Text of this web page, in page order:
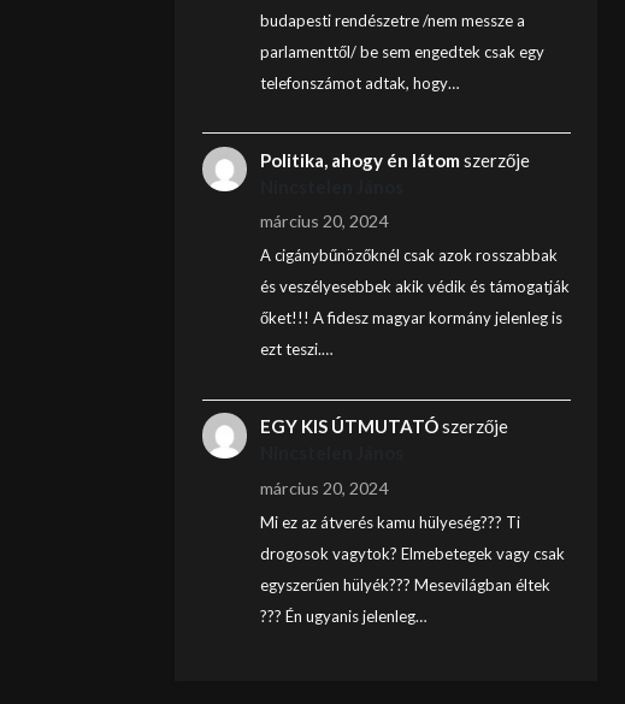
budapesti rendészetre /nem messze a
parlamenttől/ be sem engedtek csak egy
telefonszámot adtak, hogy…
Politika, ahogy én látom szerzője
március 20, 2024
A cigánybűnözőknél csak azok rosszabbak
és veszélyesebbek akik védik és támogatják
őket!!! A fidesz magyar kormány jelenleg is
ezt teszi.…
EGY KIS ÚTMUTATÓszerzője
március 20, 2024
Mi ez az átverés kamu hülyeség??? Ti
drogosok vagytok? Elmebetegek vagy csak
egyszerűen hülyék??? Mesevilágban éltek
??? Én ugyanis jelenleg…